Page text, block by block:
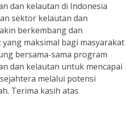
dan kelautan di Indonesia
sektor kelautan dan
berkembang dan
maksimal bagi masyarakat
bersama-sama program
dan kelautan untuk mencapai
melalui potensi
Terima kasih atas